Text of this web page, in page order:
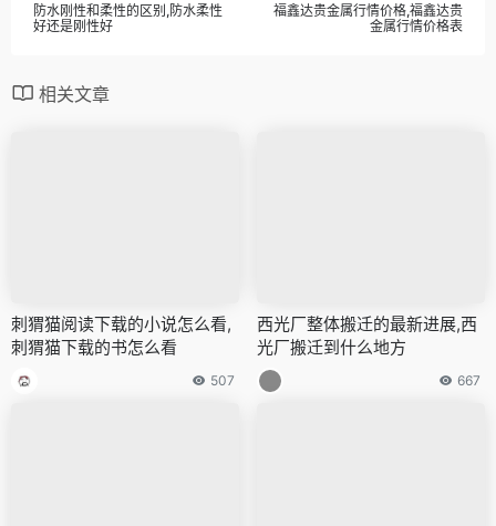
防水刚性和柔性的区别,防水柔性
好还是刚性好
福鑫达贵金属行情价格,福鑫达贵
金属行情价格表
相关文章
刺猬猫阅读下载的小说怎么看,
刺猬猫下载的书怎么看
507
西光厂整体搬迁的最新进展,西
光厂搬迁到什么地方
667